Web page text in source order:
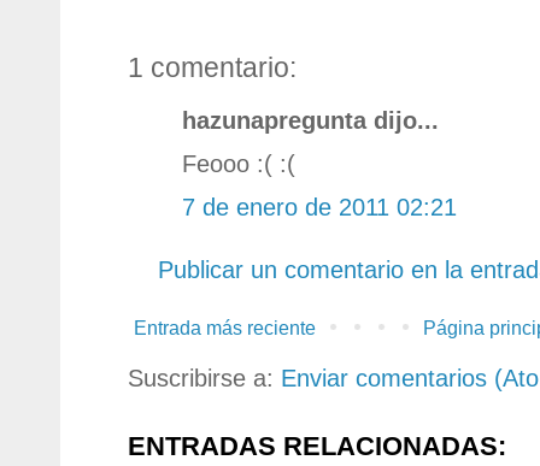
1 comentario:
hazunapregunta dijo...
Feooo :( :(
7 de enero de 2011 02:21
Publicar un comentario en la
Entrada más reciente Página
Suscribirse a: Enviar comentarios
ENTRADAS RELACIONADAS: